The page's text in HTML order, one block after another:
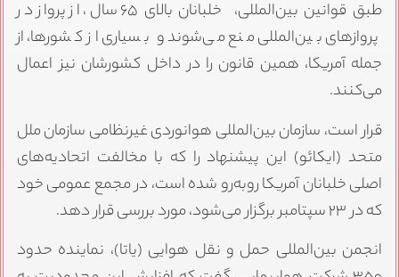
طبق قوانین بین‌المللی، خلبانان بالای ۶۵ سال، از پرواز در
پرواز‌های بین‌المللی منع می‌شوند و بسیاری از کشورها، از
جمله آمریکا، همین قانون را در داخل کشورشان نیز اعمال
می‌کنند.
قرار است، سازمان بین‌المللی هوانوردی غیرنظامی سازمان ملل
متحد (ایکائو) این پیشنهاد را که با مخالفت اتحادیه‌های
اصلی خلبانان آمریکا رو‌به‌رو شده است، در مجمع عمومی خود
که در ۲۳ سپتامبر برگزار می‌شود، مورد بررسی قرار دهد.
انجمن بین‌المللی حمل و نقل هوایی (یاتا)، نماینده حدود